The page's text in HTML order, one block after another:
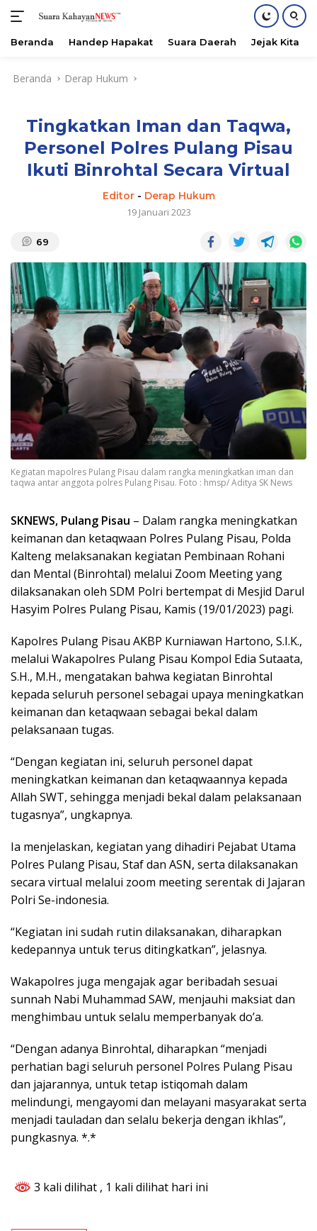
Beranda Handep Hapakat Suara Daerah Jejak Kita
Beranda Derap Hukum
Tingkatkan Iman dan Taqwa,
Personel Polres Pulang Pisau
Ikuti Binrohtal Secara Virtual
Editor- Derap Hukum
19 Januari 2023
69
Kegiatan mapolres Pulang Pisau dalam rangka meningkatkan iman dan
taqwa antar anggota polres Pulang Pisau. Foto : hmsp/ Aditya SK News
SKNEWS, Pulang Pisau – Dalam rangka meningkatkan
keimanan dan ketaqwaan Polres Pulang Pisau, Polda
Kalteng melaksanakan kegiatan Pembinaan Rohani
dan Mental (Binrohtal) melalui Zoom Meeting yang
dilaksanakan oleh SDM Polri bertempat di Mesjid Darul
Hasyim Polres Pulang Pisau, Kamis (19/01/2023) pagi.
Kapolres Pulang Pisau AKBP Kurniawan Hartono, S.I.K.,
melalui Wakapolres Pulang Pisau Kompol Edia Sutaata,
S.H., M.H., mengatakan bahwa kegiatan Binrohtal
kepada seluruh personel sebagai upaya meningkatkan
keimanan dan ketaqwaan sebagai bekal dalam
pelaksanaan tugas.
“Dengan kegiatan ini, seluruh personel dapat
meningkatkan keimanan dan ketaqwaannya kepada
Allah SWT, sehingga menjadi bekal dalam pelaksanaan
tugasnya”, ungkapnya.
Ia menjelaskan, kegiatan yang dihadiri Pejabat Utama
Polres Pulang Pisau, Staf dan ASN, serta dilaksanakan
secara virtual melalui zoom meeting serentak di Jajaran
Polri Se-indonesia.
“Kegiatan ini sudah rutin dilaksanakan, diharapkan
kedepannya untuk terus ditingkatkan”, jelasnya.
Wakapolres juga mengajak agar beribadah sesuai
sunnah Nabi Muhammad SAW, menjauhi maksiat dan
menghimbau untuk selalu memperbanyak do’a.
“Dengan adanya Binrohtal, diharapkan “menjadi
perhatian bagi seluruh personel Polres Pulang Pisau
dan jajarannya, untuk tetap istiqomah dalam
melindungi, mengayomi dan melayani masyarakat serta
menjadi tauladan dan selalu bekerja dengan ikhlas”,
pungkasnya. *.*
3 kali dilihat , 1 kali dilihat hari ini